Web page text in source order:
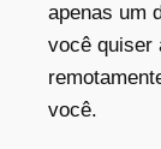
apenas um
você quiser
você.